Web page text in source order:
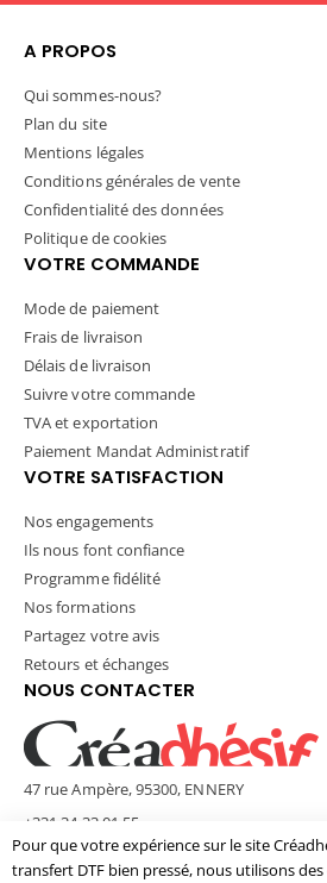
A PROPOS
Qui sommes-nous?
Plan du site
Mentions légales
Conditions générales de vente
Confidentialité des données
Politique de cookies
VOTRE COMMANDE
Mode de paiement
Frais de livraison
Délais de livraison
Suivre votre commande
TVA et exportation
Paiement Mandat Administratif
VOTRE SATISFACTION
Nos engagements
Ils nous font confiance
Programme fidélité
Nos formations
Partagez votre avis
Retours et échanges
NOUS CONTACTER
47 rue Ampère, 95300, ENNERY
+331 34 33 01 55
contact@creadhesif.com
Pour que votre expérience sur le site
transfert DTF bien pressé, nous utilisons des